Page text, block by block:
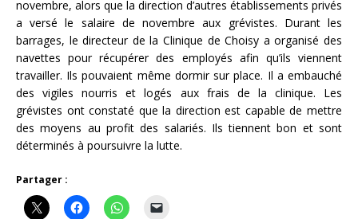
novembre, alors que la direction d’autres établissements privés
a versé le salaire de novembre aux grévistes. Durant les
barrages, le directeur de la Clinique de Choisy a organisé des
navettes pour récupérer des employés afin qu’ils viennent
travailler. Ils pouvaient même dormir sur place. Il a embauché
des vigiles nourris et logés aux frais de la clinique. Les
grévistes ont constaté que la direction est capable de mettre
des moyens au profit des salariés. Ils tiennent bon et sont
déterminés à poursuivre la lutte.
Partager :